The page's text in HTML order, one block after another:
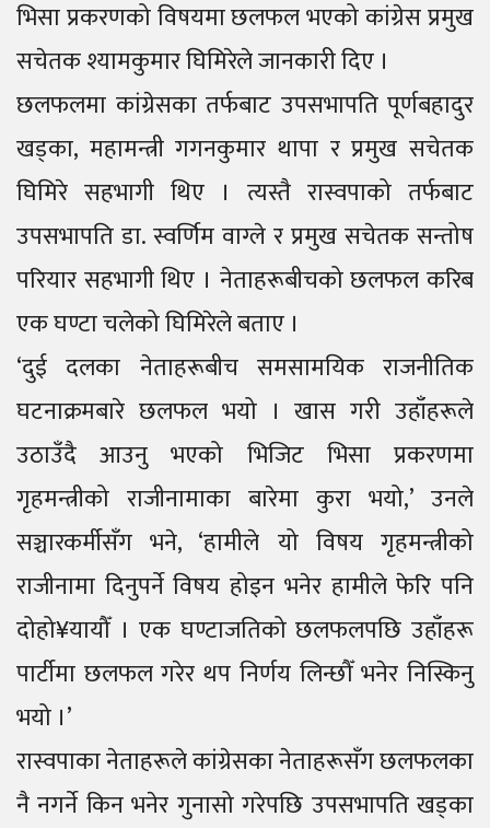
भिसा प्रकरणको विषयमा छलफल भएको कांग्रेस प्रमुख
सचेतक श्यामकुमार घिमिरेले जानकारी दिए ।
छलफलमा कांग्रेसका तर्फबाट उपसभापति पूर्णबहादुर
खड्का, महामन्त्री गगनकुमार थापा र प्रमुख सचेतक
घिमिरे सहभागी थिए । त्यस्तै रास्वपाको तर्फबाट
उपसभापति डा. स्वर्णिम वाग्ले र प्रमुख सचेतक सन्तोष
परियार सहभागी थिए । नेताहरूबीचको छलफल करिब
एक घण्टा चलेको घिमिरेले बताए ।
‘दुई दलका नेताहरूबीच समसामयिक राजनीतिक
घटनाक्रमबारे छलफल भयो । खास गरी उहाँहरूले
उठाउँदै आउनु भएको भिजिट भिसा प्रकरणमा
गृहमन्त्रीको राजीनामाका बारेमा कुरा भयो,’ उनले
सञ्चारकर्मीसँग भने, ‘हामीले यो विषय गृहमन्त्रीको
राजीनामा दिनुपर्ने विषय होइन भनेर हामीले फेरि पनि
दोहो¥यायौँ । एक घण्टाजतिको छलफलपछि उहाँहरू
पार्टीमा छलफल गरेर थप निर्णय लिन्छौँ भनेर निस्किनु
भयो ।’
रास्वपाका नेताहरूले कांग्रेसका नेताहरूसँग छलफलका
नै नगर्ने किन भनेर गुनासो गरेपछि उपसभापति खड्का